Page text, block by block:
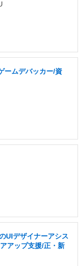
ームデバッカー/資
UIデザイナーアシス
アップ支援/正・新